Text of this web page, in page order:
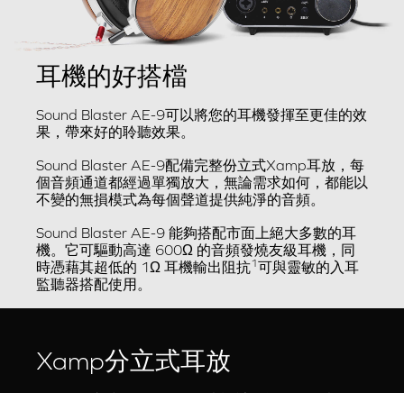
耳機的好搭檔
Sound Blaster AE-9可以將您的耳機發揮至更佳的效
果，帶來好的聆聽效果。
Sound Blaster AE-9配備完整份立式Xamp耳放，每
個音頻通道都經過單獨放大，無論需求如何，都能以
不變的無損模式為每個聲道提供純淨的音頻。
Sound Blaster AE-9 能夠搭配市面上絕大多數的耳
機。它可驅動高達 600Ω 的音頻發燒友級耳機，同
時憑藉其超低的 1Ω 耳機輸出阻抗1可與靈敏的入耳
監聽器搭配使用。
Xamp分立式耳放